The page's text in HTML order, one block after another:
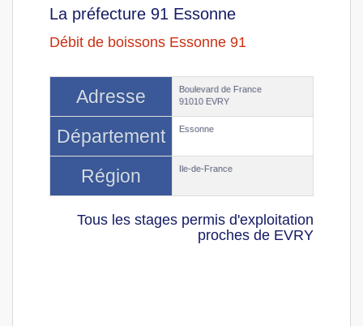
La préfecture 91 Essonne
Débit de boissons Essonne 91
Adresse
Boulevard de France
91010 EVRY
Département Essonne
Région Ile-de-France
Tous les stages permis d'exploitation
proches de EVRY